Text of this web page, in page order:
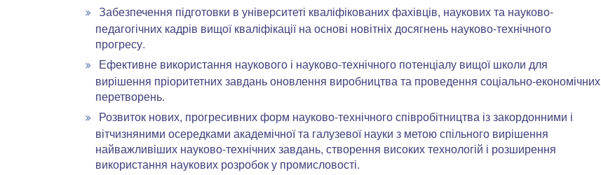
Забезпечення підготовки в університеті кваліфікованих фахівців, наукових та науково-
педагогічних кадрів вищої кваліфікації на основі новітніх досягнень науково-технічного
прогресу.
Ефективне використання наукового і науково-технічного потенціалу вищої школи для
вирішення пріоритетних завдань оновлення виробництва та проведення соціально-економічних
перетворень.
Розвиток нових, прогресивних форм науково-технічного співробітництва із закордонними і
вітчизняними осередками академічної та галузевої науки з метою спільного вирішення
найважливіших науково-технічних завдань, створення високих технологій і розширення
використання наукових розробок у промисловості.